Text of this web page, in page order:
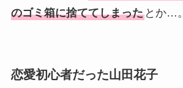
のゴミ箱に捨ててしまったとか…。
恋愛初心者だった山田花子